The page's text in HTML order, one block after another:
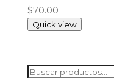
$70.00
Quick view
Buscar